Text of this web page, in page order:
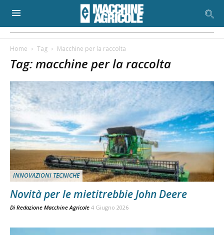
Home Tag Macchine per la raccolta
Tag: macchine per la raccolta
INNOVAZIONI TECNICHE
Novità per le mietitrebbie John Deere
Di Redazione Macchine Agricole 4 Giugno 2026